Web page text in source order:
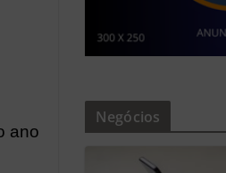
ano
Negócios